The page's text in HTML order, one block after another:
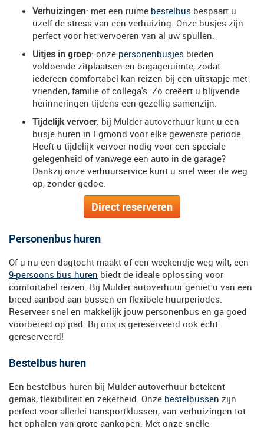
Verhuizingen: met een ruime bestelbus bespaart u
uzelf de stress van een verhuizing. Onze busjes zijn
perfect voor het vervoeren van al uw spullen.
Uitjes in groep: onze personenbusjes bieden
voldoende zitplaatsen en bagageruimte, zodat
iedereen comfortabel kan reizen bij een uitstapje met
vrienden, familie of collega's. Zo creëert u blijvende
herinneringen tijdens een gezellig samenzijn.
Tijdelijk vervoer: bij Mulder autoverhuur kunt u een
busje huren in Egmond voor elke gewenste periode.
Heeft u tijdelijk vervoer nodig voor een speciale
gelegenheid of vanwege een auto in de garage?
Dankzij onze verhuurservice kunt u snel weer de weg
op, zonder gedoe.
Direct reserveren
Personenbus huren
Of u nu een dagtocht maakt of een weekendje weg wilt, een
9-persoons bus huren biedt de ideale oplossing voor
comfortabel reizen. Bij Mulder autoverhuur geniet u van een
breed aanbod aan bussen en flexibele huurperiodes.
Reserveer snel en makkelijk jouw personenbus en ga goed
voorbereid op pad. Bij ons is gereserveerd ook écht
gereserveerd!
Bestelbus huren
Een bestelbus huren bij Mulder autoverhuur betekent
gemak, flexibiliteit en zekerheid. Onze bestelbussen zijn
perfect voor allerlei transportklussen, van verhuizingen tot
het ophalen van grote aankopen. Met onze snelle